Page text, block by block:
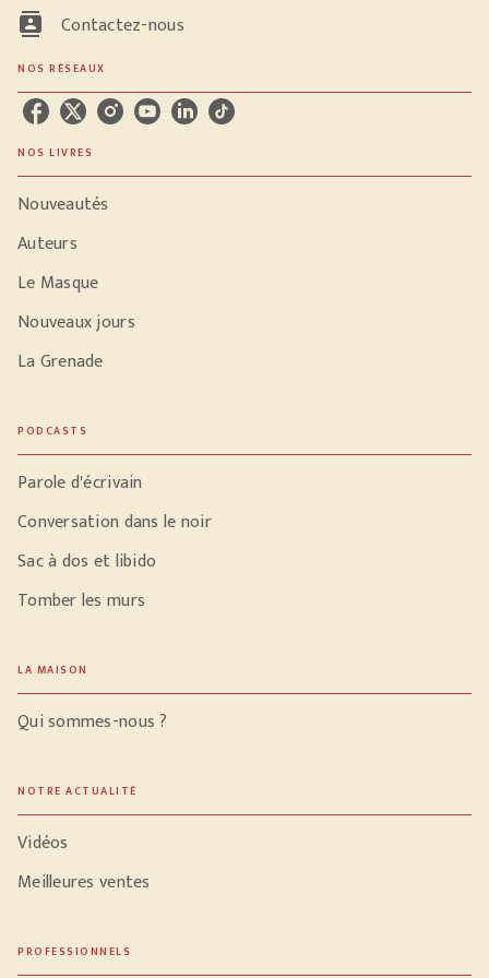
contacts Contactez-nous
NOS RÉSEAUX
NOS LIVRES
Nouveautés
Auteurs
Le Masque
Nouveaux jours
La Grenade
PODCASTS
Parole d'écrivain
Conversation dans le noir
Sac à dos et libido
Tomber les murs
LA MAISON
Qui sommes-nous ?
NOTRE ACTUALITÉ
Vidéos
Meilleures ventes
PROFESSIONNELS